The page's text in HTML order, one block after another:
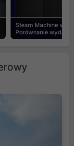
Steam Machine vs
Porównanie